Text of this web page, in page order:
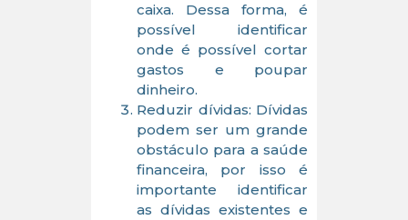
caixa. Dessa forma, é
possível identificar
onde é possível cortar
gastos e poupar
dinheiro.
Reduzir dívidas: Dívidas
podem ser um grande
obstáculo para a saúde
financeira, por isso é
importante identificar
as dívidas existentes e